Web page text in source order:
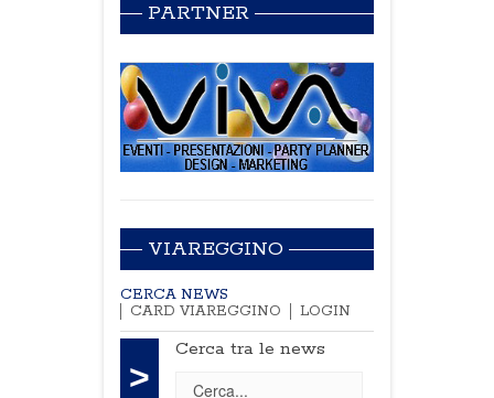
PARTNER
VIAREGGINO
CERCA NEWS
CARD VIAREGGINO
LOGIN
>
Cerca tra le news